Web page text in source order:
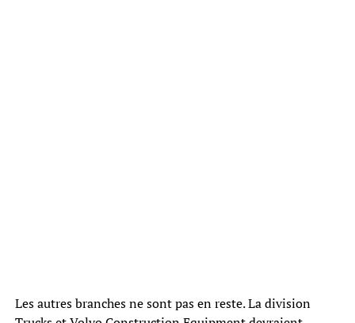
Les autres branches ne sont pas en reste. La division